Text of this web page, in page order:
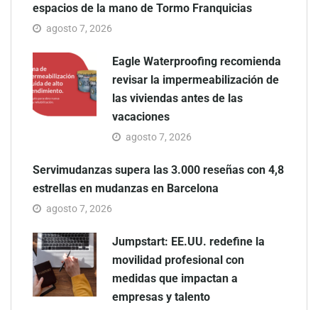
espacios de la mano de Tormo Franquicias
agosto 7, 2026
Eagle Waterproofing recomienda
revisar la impermeabilización de
las viviendas antes de las
vacaciones
agosto 7, 2026
Servimudanzas supera las 3.000 reseñas con 4,8
estrellas en mudanzas en Barcelona
agosto 7, 2026
Jumpstart: EE.UU. redefine la
movilidad profesional con
medidas que impactan a
empresas y talento